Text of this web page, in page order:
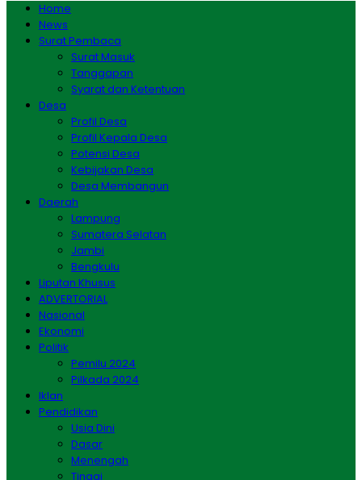
Home
News
Surat Pembaca
Surat Masuk
Tanggapan
Syarat dan Ketentuan
Desa
Profil Desa
Profil Kepala Desa
Potensi Desa
Kebijakan Desa
Desa Membangun
Daerah
Lampung
Sumatera Selatan
Jambi
Bengkulu
Liputan Khusus
ADVERTORIAL
Nasional
Ekonomi
Politik
Pemilu 2024
Pilkada 2024
Iklan
Pendidikan
Usia Dini
Dasar
Menengah
Tinggi